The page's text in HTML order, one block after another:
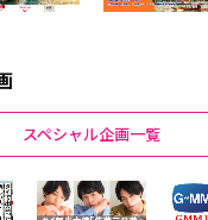
スペシャル企画一覧